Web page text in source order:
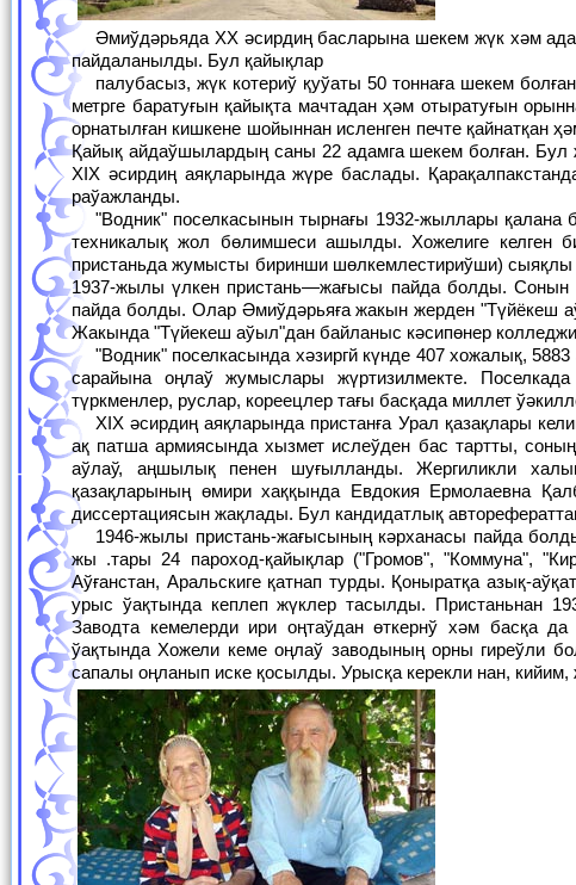
Әмиўдәрьяда XX әсирдиң басларына шекем жүк хәм адамларды тасыў ушын қолдан исленген хәр түрли размердеги ағаш қайықлар
пайдаланылды. Бул қайықлар
палубасыз, жүк котериў қуўаты 50 тоннаға шекем болған. Ағаш қайықтын узынлығы 30-32 метр, ени 5 метр, бортының бийиклиги 1,5
метрге баратуғын қайықта мачтадан ҳәм отыратуғын
орнатылған кишкене шойыннан исленген печте қайнатқан
Қайық айдаўшылардың саны 22 адамга шекем болған.
XIX әсирдиң аяқларында жүре баслады.
раўажланды.
"Водник" поселкасынын тырнағы 1932-жыллары қалана баслады. 1934-жылы Әмиўдәрьяға белгилер қоятуғын, Хожелиден төртинши
техникалық жол бөлимшеси ашылды. Хожелиге келген
пристаньда жумысты биринши шөлкемлестириўши) сыяқлы
1937-жылы үлкен пристань—жағысы пайда болды. Сонын
пайда болды. Олар Әмиўдәрьяға жакын жерден "Түйёкеш
Жакында "Түйекеш аўыл"дан байланыс кәсипөнер
"Водник" поселкасында хәзиргй күнде 407 хожалық, 5883 адам жасайды. Үш мектеп, еки балалар бақшасы ислеп турыпты. Мәденият
сарайына оңлаў жумыслары жүртизилмекте.
түркменлер, руслар, кореецлер тағы басқада миллет
ХIХ әсирдиң аяқларында пристанға Урал қазақлары келип қонысласып баслады. Себеби, әййемги динге исениўшйлер (староверцы)
ақ патша армиясында хызмет ислеўден бас тартты,
аўлаў, аңшылық пенен шуғылланды. Жергиликли
қазақларының өмири хаққында Евдокия Ермолаевна
диссертациясын жақлады. Бул кандидатлық
1946-жылы пристань-жағысының кәрханасы пайда болды. 1948-жылы "Водник" поселкасында кәрхана-мәкемелер иске түсти. 1931-
жы .тары 24 пароход-қайықлар ("Громов", "Коммуна",
Аўғанстан, Аральскиге қатнап турды. Қоныратқа азық-
урыс ўақтында кеплеп жүклер тасылды. Пристаньнан
Заводта кемелерди ири оңтаўдан өткернў хәм басқа
ўақтында Хожели кеме оңлаў заводының орны гиреўли
сапалы оңланып иске қосылды. Урысқа керекли нан,